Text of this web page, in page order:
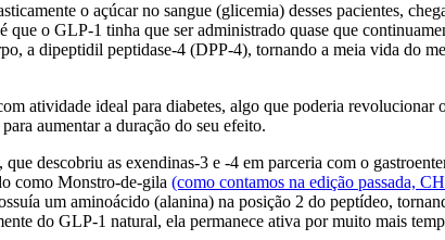
o açúcar no sangue (glicemia) desses pacientes,
o GLP-1 tinha que ser administrado quase que
a dipeptidil peptidase-4 (DPP-4), tornando a meia vida do
atividade ideal para diabetes, algo que poderia revolucionar
aumentar a duração do seu efeito.
descobriu as exendinas-3 e -4 em parceria com o
como Monstro-de-gila (como contamos na edição passada,
um aminoácido (alanina) na posição 2 do peptídeo,
do GLP-1 natural, ela permanece ativa por muito mais